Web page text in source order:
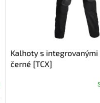
Kalhoty s
černé [TCX]